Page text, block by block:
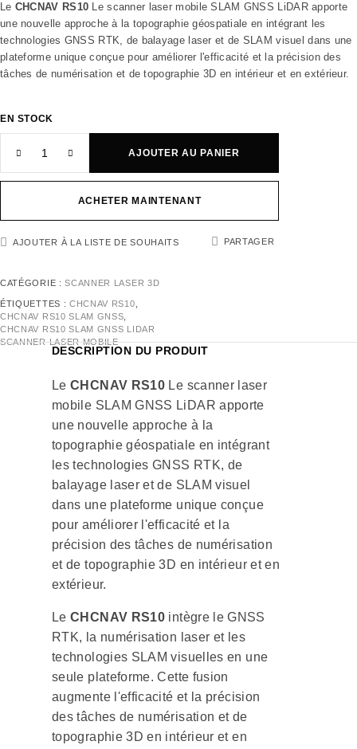
Le CHCNAV RS10 Le scanner laser mobile SLAM GNSS LiDAR apporte
une nouvelle approche à la topographie géospatiale en intégrant les
technologies GNSS RTK, de balayage laser et de SLAM visuel dans une
plateforme unique conçue pour améliorer l'efficacité et la précision des
tâches de numérisation et de topographie 3D en intérieur et en extérieur.
EN STOCK
AJOUTER AU PANIER
ACHETER MAINTENANT
AJOUTER À LA LISTE DE SOUHAITS PARTAGER
CATÉGORIE :SCANNER LASER 3D
ÉTIQUETTES : CHCNAV RS10
CHCNAV RS10 SLAM GNSS
CHCNAV RS10 SLAM GNSS LIDAR
SCANNER LASER MOBILE
DESCRIPTION DU PRODUIT
LeCHCNAV RS10 Le scanner laser
mobile SLAM GNSS LiDAR apporte
une nouvelle approche à la
topographie géospatiale en intégrant
les technologies GNSS RTK, de
balayage laser et de SLAM visuel
dans une plateforme unique conçue
pour améliorer l'efficacité et la
précision des tâches de numérisation
et de topographie 3D en intérieur et en
extérieur.
LeCHCNAV RS10 intègre le GNSS
RTK, la numérisation laser et les
technologies SLAM visuelles en une
seule plateforme. Cette fusion
augmente l'efficacité et la précision
des tâches de numérisation et de
topographie 3D en intérieur et en